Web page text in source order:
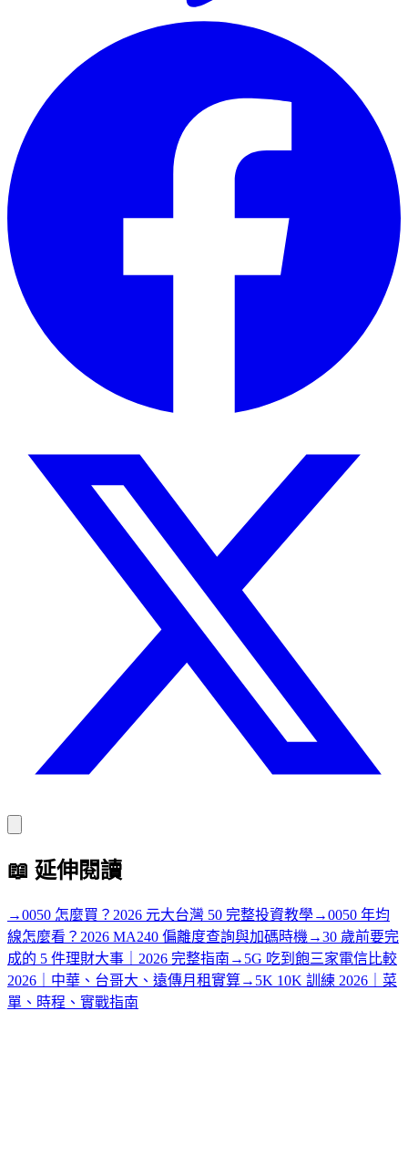
📖 延伸閱讀
→0050 怎麼買？2026 元大台灣 50 完整投資教學→0050 年均
線怎麼看？2026 MA240 偏離度查詢與加碼時機 →30 歲前要完
成的 5 件理財大事｜2026 完整指南 → 5G 吃到飽三家電信比較
2026｜中華、台哥大、遠傳月租實算→ 5K 10K 訓練 2026｜菜
單、時程、實戰指南